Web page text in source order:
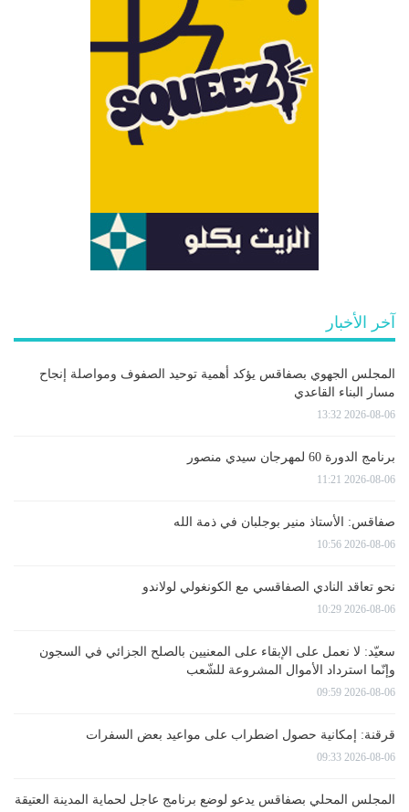
آخر الأخبار
المجلس الجهوي بصفاقس يؤكد أهمية توحيد الصفوف ومواصلة إنجاح
مسار البناء القاعدي
2026-08-06 13:32
برنامج الدورة 60 لمهرجان سيدي منصور
2026-08-06 11:21
صفاقس: الأستاذ منير بوجلبان في ذمة الله
2026-08-06 10:56
نحو تعاقد النادي الصفاقسي مع الكونغولي لولاندو
2026-08-06 10:29
سعيّد: لا نعمل على الإبقاء على المعنيين بالصلح الجزائي في السجون
وإنّما استرداد الأموال المشروعة للشّعب
2026-08-06 09:59
قرقنة: إمكانية حصول اضطراب على مواعيد بعض السفرات
2026-08-06 09:33
المجلس المحلي بصفاقس يدعو لوضع برنامج عاجل لحماية المدينة العتيقة